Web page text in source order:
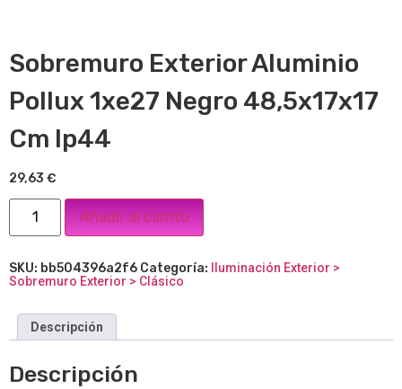
Sobremuro Exterior Aluminio
Pollux 1xe27 Negro 48,5x17x17
Cm Ip44
29,63 €
Añadir al carrito
SKU: bb504396a2f6 Categoría:
Iluminación Exterior >
Sobremuro Exterior > Clásico
Descripción
Descripción